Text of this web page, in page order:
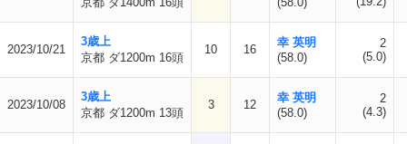
2023/10/21
3歳上
京都 ダ1200m 16頭
10 16
幸 英明
(58.0)
2
(5.0)
2023/10/08
3歳上
京都 ダ1200m 13頭
3 12
幸 英明
(58.0)
2
(4.3)